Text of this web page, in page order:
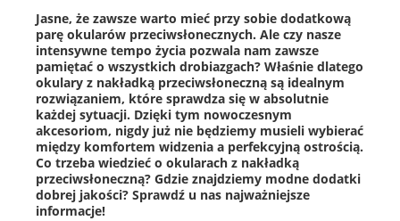
Jasne, że zawsze warto mieć przy sobie dodatkową
parę okularów przeciwsłonecznych. Ale czy nasze
intensywne tempo życia pozwala nam zawsze
pamiętać o wszystkich drobiazgach? Właśnie dlatego
okulary z nakładką przeciwsłoneczną są idealnym
rozwiązaniem, które sprawdza się w absolutnie
każdej sytuacji. Dzięki tym nowoczesnym
akcesoriom, nigdy już nie będziemy musieli wybierać
między komfortem widzenia a perfekcyjną ostrością.
Co trzeba wiedzieć o okularach z nakładką
przeciwsłoneczną? Gdzie znajdziemy modne dodatki
dobrej jakości? Sprawdź u nas najważniejsze
informacje!